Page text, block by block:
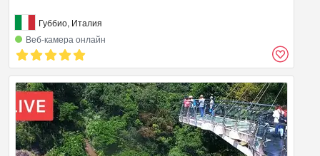
Губбио, Италия
Веб‑камера онлайн